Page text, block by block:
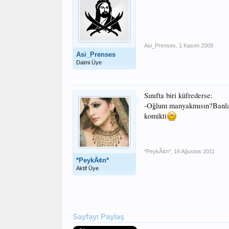
Asi_Prenses
Daimi Üye
Asi_Prenses 1 Kasım 2009
*PeykÃ¢n*
Aktif Üye
Sınıfta biri küfrederse:
-Oğlum
komikti
*PeykÃ¢n* 16 Ağustos 2011
Sayfayı Paylaş